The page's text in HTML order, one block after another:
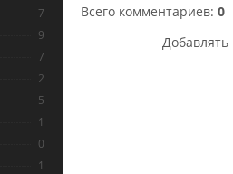
7
9
7
2
5
1
0
1
Всего комментариев: 0
Добавлять